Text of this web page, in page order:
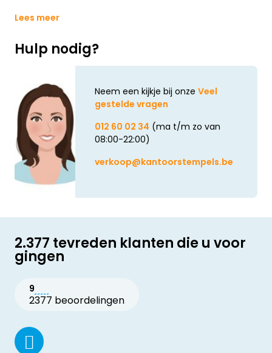
Lees meer
Hulp nodig?
Neem een kijkje bij onze Veel
gestelde vragen
012 60 02 34 (ma t/m zo van
08:00-22:00)
verkoop@kantoorstempels.be
2.377 tevreden klanten die u voor
gingen
9
2377 beoordelingen